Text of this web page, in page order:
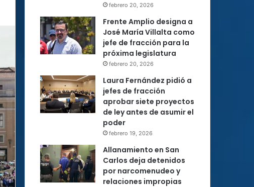
febrero 20, 2026
Frente Amplio designa a
José María Villalta como
jefe de fracción para la
próxima legislatura
febrero 20, 2026
Laura Fernández pidió a
jefes de fracción
aprobar siete proyectos
de ley antes de asumir el
poder
febrero 19, 2026
Allanamiento en San
Carlos deja detenidos
por narcomenudeo y
relaciones impropias